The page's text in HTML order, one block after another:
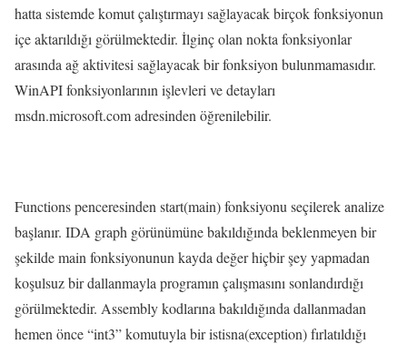
hatta sistemde komut çalıştırmayı sağlayacak birçok fonksiyonun
içe aktarıldığı görülmektedir. İlginç olan nokta fonksiyonlar
arasında ağ aktivitesi sağlayacak bir fonksiyon bulunmamasıdır.
WinAPI fonksiyonlarının işlevleri ve detayları
msdn.microsoft.com adresinden öğrenilebilir.
Functions penceresinden start(main) fonksiyonu seçilerek analize
başlanır. IDA graph görünümüne bakıldığında beklenmeyen bir
şekilde main fonksiyonunun kayda değer hiçbir şey yapmadan
koşulsuz bir dallanmayla programın çalışmasını sonlandırdığı
görülmektedir. Assembly kodlarına bakıldığında dallanmadan
hemen önce “int3” komutuyla bir istisna(exception) fırlatıldığı